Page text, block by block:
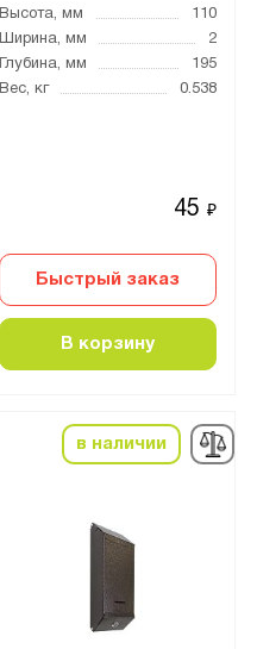
Высота, мм
110
Ширина, мм
2
Глубина, мм
195
Вес, кг
0.538
45₽
Быстрый заказ
В корзину
в наличии
Сбросить